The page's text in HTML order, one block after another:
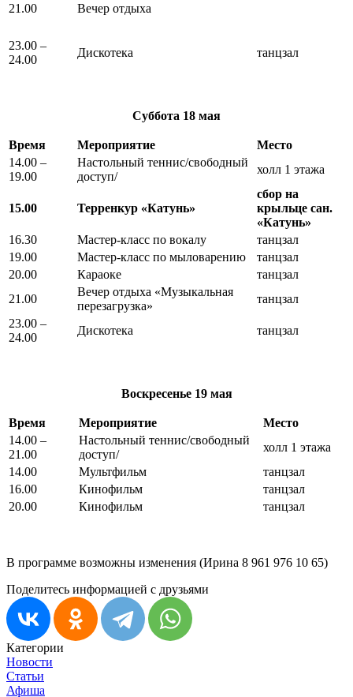
21.00 Вечер отдыха
23.00 –
24.00
Дискотека танцзал
Суббота 18 мая
Время Мероприятие
Место
14.00 –
19.00
Настольный теннис/свободный
доступ/
холл 1 этажа
15.00 Терренкур «Катунь»
сбор на
крыльце сан.
«Катунь»
16.30
Мастер-класс по вокалу
танцзал
19.00
Мастер-класс по мыловарению
танцзал
20.00
Караоке
танцзал
21.00
Вечер отдыха «Музыкальная
перезагрузка»
танцзал
23.00 –
24.00
Дискотека танцзал
Воскресенье 19 мая
Время Мероприятие
Место
14.00 –
21.00
Настольный теннис/свободный
доступ/
холл 1 этажа
14.00
Мультфильм
танцзал
16.00
Кинофильм
танцзал
20.00
Кинофильм танцзал
В программе возможны изменения (Ирина 8 961 976 10 65)
Поделитесь информацией с друзьями
Категории
Новости
Статьи
Афиша